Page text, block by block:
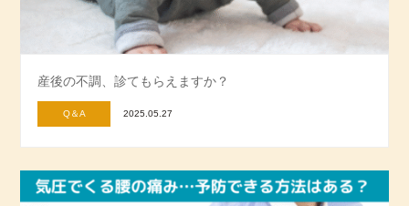
産後の不調、診てもらえますか？
Q＆A 2025.05.27